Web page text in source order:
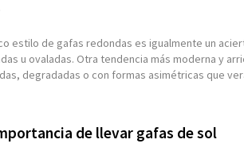
estilo de gafas redondas es igualmente un
u ovaladas. Otra tendencia más moderna y
degradadas o con formas asimétricas que
de llevar gafas de sol